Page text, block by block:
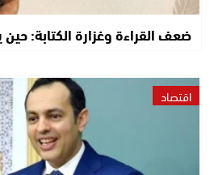
ضعف القراءة وغزارة الكتابة:
اقتصاد